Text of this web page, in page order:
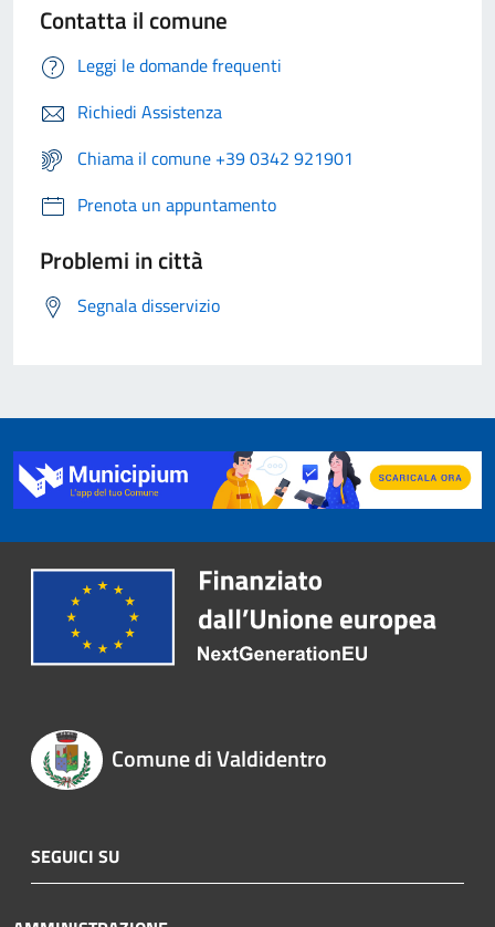
Contatta il comune
Leggi le domande frequenti
Richiedi Assistenza
Chiama il comune +39 0342 921901
Prenota un appuntamento
Problemi in città
Segnala disservizio
Comune di Valdidentro
SEGUICI SU